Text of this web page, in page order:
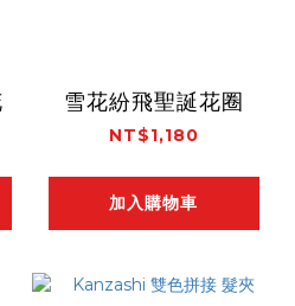
雪花紛飛聖誕花圈
NT$1,180
加入購物車